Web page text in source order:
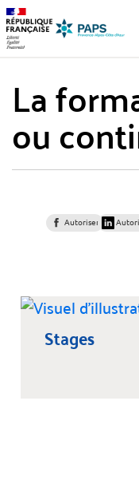
Aller
la
Aller
au
menu
Aller
au
contenu
La
ou
Autoriser
Stages